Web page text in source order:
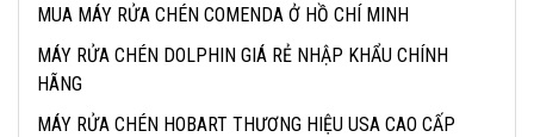
MUA MÁY RỬA CHÉN COMENDA Ở HỒ CHÍ MINH
MÁY RỬA CHÉN DOLPHIN GIÁ RẺ NHẬP KHẨU CHÍNH
HÃNG
MÁY RỬA CHÉN HOBART THƯƠNG HIỆU USA CAO CẤP